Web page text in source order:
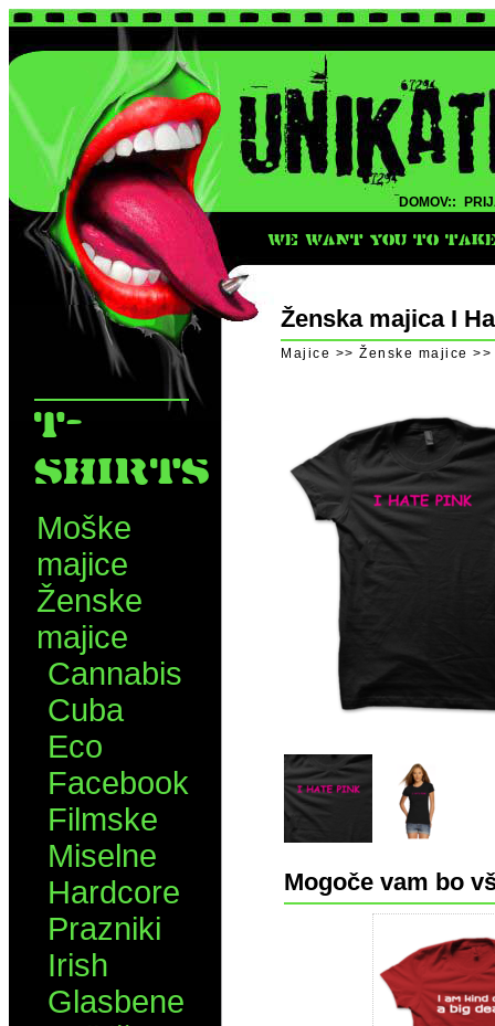
DOMOV::
WE WANT YOU TO
T-
SHIRTS
Moške
majice
Ženske
majice
Cannabis
Cuba
Eco
Facebook
Filmske
Miselne
Hardcore
Prazniki
Irish
Glasbene
Ženska majica I
Majice >> Ženske majice >>
Mogoče vam bo